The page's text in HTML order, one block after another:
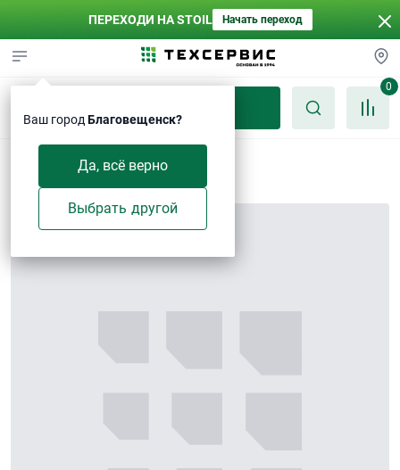
ПЕРЕХОДИ НА STOIL Начать переход
Ваш город Благовещенск?
Да, всё верно
Выбрать другой
0
Поршень